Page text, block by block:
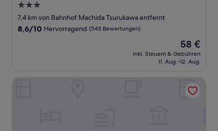
3.0-
Sterne-
Unterkunft
7,4 km von Bahnhof Machida Tsurukawa entfernt
8.6
8,6/10 Hervorragend (543 Bewertungen)
Der
Preis
beträgt
58 €
inkl. Steuern & Gebühren
11. Aug.–12. Aug.